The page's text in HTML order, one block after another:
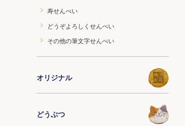
寿せんべい
どうぞよろしくせんべい
その他の筆文字せんべい
オリジナル
どうぶつ